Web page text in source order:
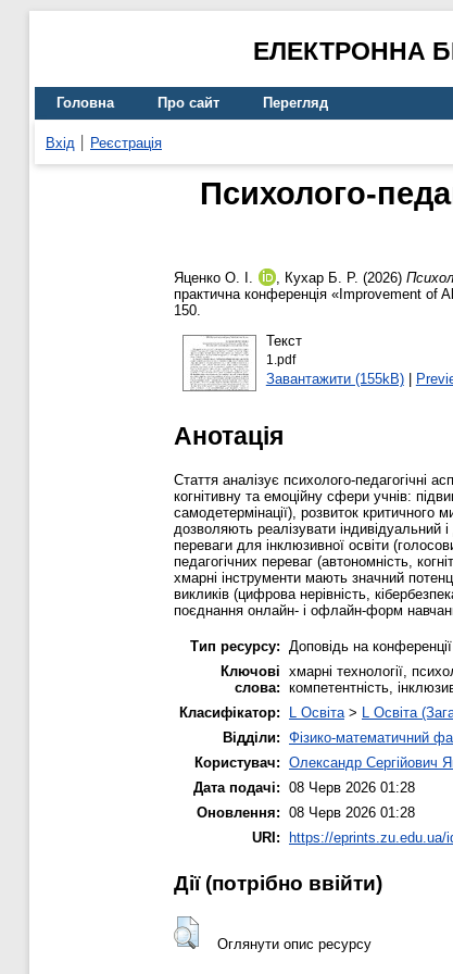
ЕЛЕКТРОННА
Головна Про сайт Перегляд
Вхід Реєстрація
Психолого-
Яценко О. І. , Кухар Б. Р. (2026)
практична конференція «Improvement of
150.
Текст
1.pdf
Завантажити (155kB)|
Анотація
Стаття аналізує психолого-педагогічні
когнітивну та емоційну сфери учнів:
самодетермінації), розвиток критичного
дозволяють реалізувати
переваги для інклюзивної освіти
педагогічних переваг (автономність,
хмарні інструменти мають значний
викликів (цифрова нерівність,
поєднання онлайн- і офлайн-форм
Тип ресурсу:
Доповідь на
Ключові
слова:
хмарні технології,
компетентність,
Класифікатор:
L Освіта > L Освіта
Відділи: Фізико-математичний
Користувач: Олександр Сергійович
Дата подачі: 08 Черв 2026 01:28
Оновлення: 08 Черв 2026 01:28
URI: https://eprints.zu.edu.ua/
Дії ​​(потрібно ввійти)
Оглянути опис ресурсу